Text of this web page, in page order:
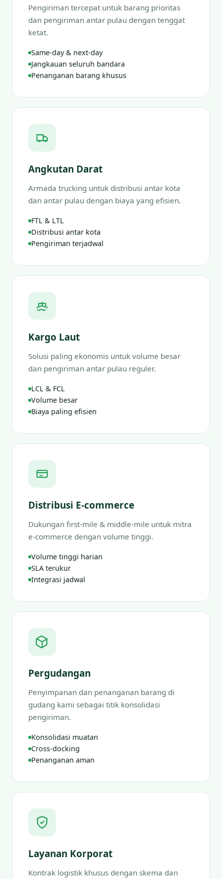
Pengiriman tercepat untuk barang prioritas
dan pengiriman antar pulau dengan tenggat
ketat.
Same-day & next-day
Jangkauan seluruh bandara
Penanganan barang khusus
Angkutan Darat
Armada trucking untuk distribusi antar kota
dan antar pulau dengan biaya yang efisien.
FTL & LTL
Distribusi antar kota
Pengiriman terjadwal
Kargo Laut
Solusi paling ekonomis untuk volume besar
dan pengiriman antar pulau reguler.
LCL & FCL
Volume besar
Biaya paling efisien
Distribusi E-commerce
Dukungan first-mile & middle-mile untuk mitra
e-commerce dengan volume tinggi.
Volume tinggi harian
SLA terukur
Integrasi jadwal
Pergudangan
Penyimpanan dan penanganan barang di
gudang kami sebagai titik konsolidasi
pengiriman.
Konsolidasi muatan
Cross-docking
Penanganan aman
Layanan Korporat
Kontrak logistik khusus dengan skema dan